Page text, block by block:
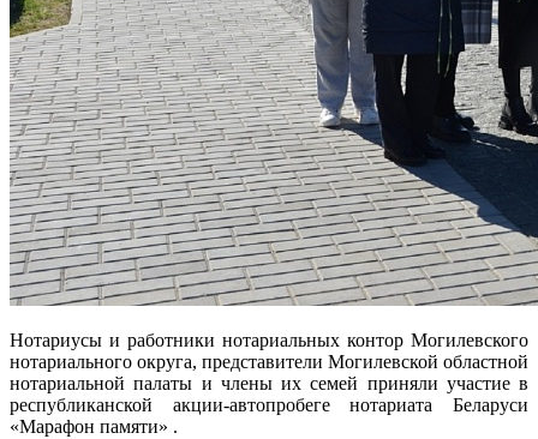
Нотариусы и работники нотариальных контор Могилевского
нотариального округа, представители Могилевской областной
нотариальной палаты и члены их семей приняли участие в
республиканской акции-автопробеге нотариата Беларуси
«Марафон памяти» .